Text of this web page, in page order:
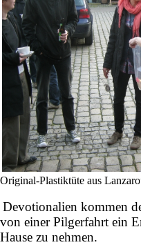
Original-Plastiktüte aus
Devotionalien kommen
von einer Pilgerfahrt ein
Hause zu nehmen.